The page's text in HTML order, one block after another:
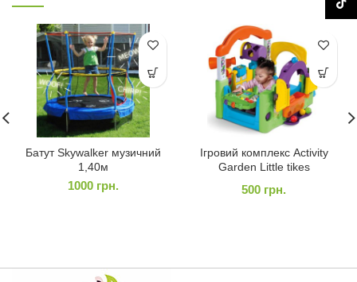
Батут Skywalker музичний
1,40м
1000 грн.
Ігровий комплекс Activity
Garden Little tikes
500 грн.